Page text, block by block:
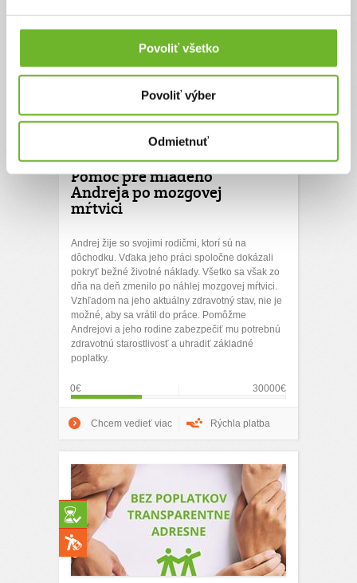
Povoliť všetko
Povoliť výber
Odmietnuť
Pomoc pre mladého
Andreja po mozgovej
mŕtvici
Andrej žije so svojimi rodičmi, ktorí sú na
dôchodku. Vďaka jeho práci spoločne dokázali
pokryť bežné životné náklady. Všetko sa však zo
dňa na deň zmenilo po náhlej mozgovej mŕtvici.
Vzhľadom na jeho aktuálny zdravotný stav, nie je
možné, aby sa vrátil do práce. Pomôžme
Andrejovi a jeho rodine zabezpečiť mu potrebnú
zdravotnú starostlivosť a uhradiť základné
poplatky.
0€ 30000€
Chcem vedieť viac Rýchla platba